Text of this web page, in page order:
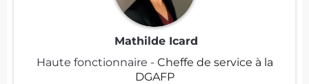
Mathilde Icard
Haute fonctionnaire - Cheffe de service à la
DGAFP